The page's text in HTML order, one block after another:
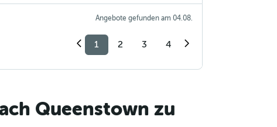
Angebote gefunden am 04.08.
1 2 3 4
Queenstown zu